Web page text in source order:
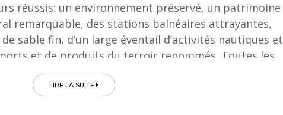
réussis: un environnement préservé, un patrimoine
remarquable, des stations balnéaires attrayantes,
sable fin, d’un large éventail d’activités nautiques et
et de produits du terroir renommés. Toutes les
facilité: un pont pour Ré et un pont-viaduc pour
connues, mais tout aussi belles, l'île d'Aix et l'île
LIRE LA SUITE